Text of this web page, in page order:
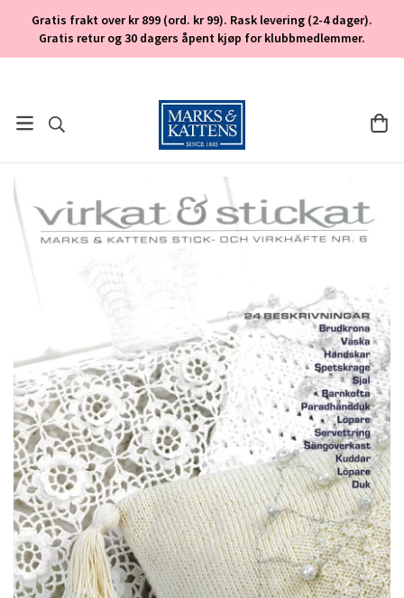
Gratis frakt over kr 899 (ord. kr 99). Rask levering (2-4 dager).
Gratis retur og 30 dagers åpent kjøp for klubbmedlemmer.